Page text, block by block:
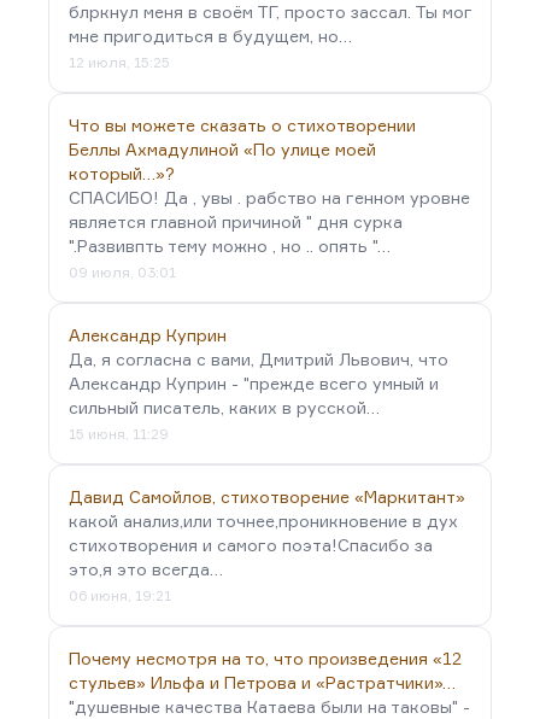
блркнул меня в своём ТГ, просто зассал. Ты мог
мне пригодиться в будущем, но…
12 июля, 15:25
Что вы можете сказать о стихотворении
Беллы Ахмадулиной «По улице моей
который…»?
СПАСИБО! Да , увы . рабство на генном уровне
является главной причиной " дня сурка
".Развивпть тему можно , но .. опять "…
09 июля, 03:01
Александр Куприн
Да, я согласна с вами, Дмитрий Львович, что
Александр Куприн - "прежде всего умный и
сильный писатель, каких в русской…
15 июня, 11:29
Давид Самойлов, стихотворение «Маркитант»
какой анализ,или точнее,проникновение в дух
стихотворения и самого поэта!Спасибо за
это,я это всегда…
06 июня, 19:21
Почему несмотря на то, что произведения «12
стульев» Ильфа и Петрова и «Растратчики»…
"душевные качества Катаева были на таковы" -